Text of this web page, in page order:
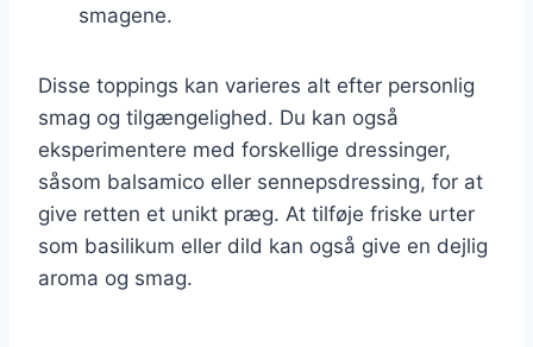
smagene.
Disse toppings kan varieres alt efter personlig
smag og tilgængelighed. Du kan også
eksperimentere med forskellige dressinger,
såsom balsamico eller sennepsdressing, for at
give retten et unikt præg. At tilføje friske urter
som basilikum eller dild kan også give en dejlig
aroma og smag.